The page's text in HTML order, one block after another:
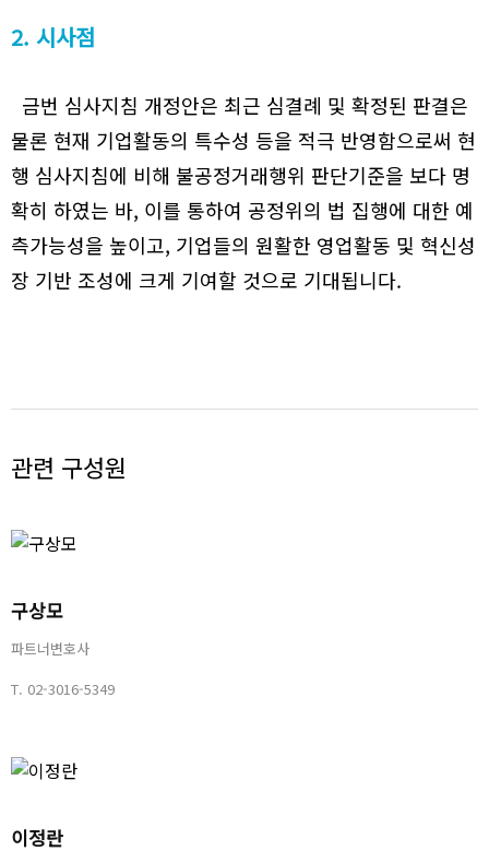
2. 시사점
금번 심사지침 개정안은 최근 심결례 및 확정된 판결은
물론 현재 기업활동의 특수성 등을 적극 반영함으로써 현
행 심사지침에 비해 불공정거래행위 판단기준을 보다 명
확히 하였는 바, 이를 통하여 공정위의 법 집행에 대한 예
측가능성을 높이고, 기업들의 원활한 영업활동 및 혁신성
장 기반 조성에 크게 기여할 것으로 기대됩니다.
관련 구성원
구상모
파트너변호사
T. 02-3016-5349
이정란